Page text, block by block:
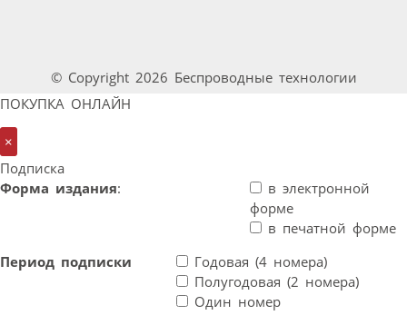
© Copyright 2026 Беспроводные технологии
ПОКУПКА ОНЛАЙН
×
Подписка
Форма издания:
в электронной
форме
в печатной форме
Период подписки
Годовая (4 номера)
Полугодовая (2 номера)
Один номер